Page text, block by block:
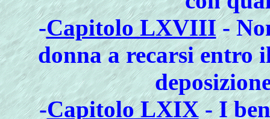
-Capitolo LXVIII-
donna a recarsi entro
-Capitolo LXIX- I